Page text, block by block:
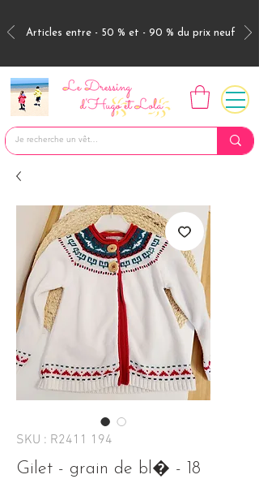
Articles entre - 50 % et - 90 % du prix neuf
SKU : R2411 194
Gilet - grain de bl� - 18